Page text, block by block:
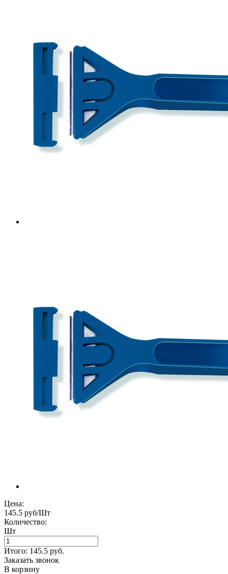
Цена:
145.5 руб/Шт
Количество:
Шт
Итого: 145.5 руб.
Заказать звонок
В корзину